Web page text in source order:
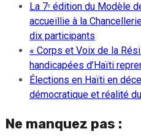
La 7ᵉ édition du Modèle
accueillie à la
dix participants
« Corps et Voix de la
handicapées d’Haïti
Élections en Haïti en
démocratique et réalité
Ne manquez pas :